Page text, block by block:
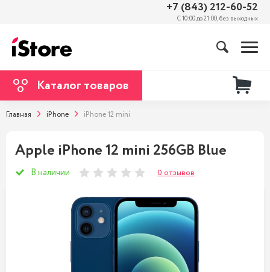
+7 (843) 212-60-52
С 10:00 до 21:00, без выходных
Каталог товаров
Главная iPhone iPhone 12 mini
Apple iPhone 12 mini 256GB Blue
В наличии 0 отзывов